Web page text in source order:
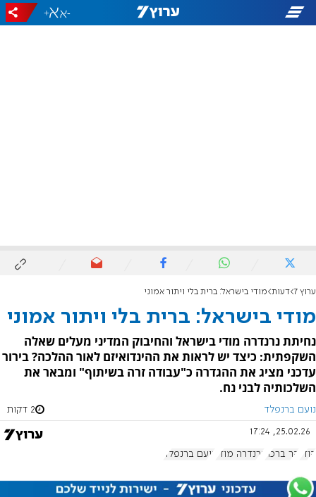
-
+
ערוץ 7 דעות מודי בישראל: ברית בלי ויתור אמוני
מודי בישראל: ברית בלי ויתור אמוני
נחיתת נרנדרה מודי בישראל והחיבוק המדיני מעלים שאלה
השקפתית: כיצד יש לראות את ההינדואיזם לאור ההלכה? בירור
עדכני מציג את ההגדרה כ"עבודה זרה בשיתוף" ומבאר את
השלכותיה לבני נח.
נועם ברנפלד 2 דקות
25.02.26, 17:24
הודו הר ברכה נרנדרה מודי נועם ברנפלד